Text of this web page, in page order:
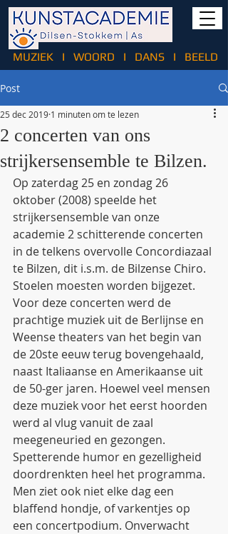
MUZIEK I WOORD I DANS I BEELD
Post
2 concerten van ons
strijkersensemble te Bilzen.
25 dec 2019 1 minuten om te lezen
Op zaterdag 25 en zondag 26
oktober (2008) speelde het
strijkersensemble van onze
academie 2 schitterende concerten
in de telkens overvolle Concordiazaal
te Bilzen, dit i.s.m. de Bilzense Chiro.
Stoelen moesten worden bijgezet.
Voor deze concerten werd de
prachtige muziek uit de Berlijnse en
Weense theaters van het begin van
de 20ste eeuw terug bovengehaald,
naast Italiaanse en Amerikaanse uit
de 50-ger jaren. Hoewel veel mensen
deze muziek voor het eerst hoorden
werd al vlug vanuit de zaal
meegeneuried en gezongen.
Spetterende humor en gezelligheid
doordrenkten heel het programma.
Men ziet ook niet elke dag een
blaffend hondje, of varkentjes op
een concertpodium. Onverwacht